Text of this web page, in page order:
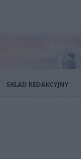
SKŁAD REDAKCYJNY